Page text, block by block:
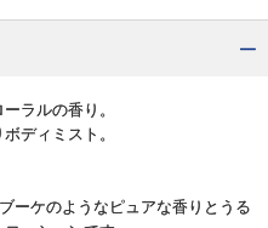
ラルの香り。
ディミスト。
ーケのようなピュアな香りとうる